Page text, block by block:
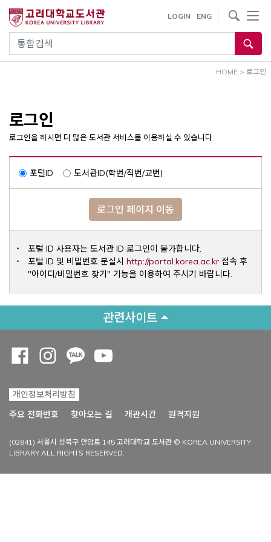
건
통합검색
LOGIN ENG
사이트내 검색
HOME > 로그인
로그인
로그인을 하시면 더 많은 도서관 서비스를 이용하실 수 있습니다.
포털ID 도서관ID(학번/직번/교번)
로그인 페이지 이동
포털 ID 사용자는 도서관 ID 로그인이 불가합니다.
포털 ID 및 비밀번호 분실시 http://portal.korea.ac.krOpens a
접속 후
"아이디/비밀번호 찾기" 기능을 이용하여 주시기 바랍니다.
관련사이트
개인정보처리방침
주요 전화번호
찾아오는 길 개관시간 원격지원
(02841) 서울시 성북구 안암로 145 고려대학교 도서관 © KOREA UNIVERSITY
LIBRARY ALL RIGHTS RESERVED.
Opens a new window
Opens a new window
Opens a new window